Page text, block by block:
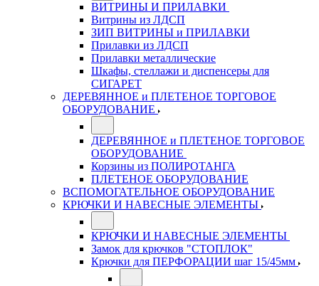
ВИТРИНЫ И ПРИЛАВКИ
Витрины из ЛДСП
ЗИП ВИТРИНЫ и ПРИЛАВКИ
Прилавки из ЛДСП
Прилавки металлические
Шкафы, стеллажи и диспенсеры для
СИГАРЕТ
ДЕРЕВЯННОЕ и ПЛЕТЕНОЕ ТОРГОВОЕ
ОБОРУДОВАНИЕ
ДЕРЕВЯННОЕ и ПЛЕТЕНОЕ ТОРГОВОЕ
ОБОРУДОВАНИЕ
Корзины из ПОЛИРОТАНГА
ПЛЕТЕНОЕ ОБОРУДОВАНИЕ
ВСПОМОГАТЕЛЬНОЕ ОБОРУДОВАНИЕ
КРЮЧКИ И НАВЕСНЫЕ ЭЛЕМЕНТЫ
КРЮЧКИ И НАВЕСНЫЕ ЭЛЕМЕНТЫ
Замок для крючков "СТОПЛОК"
Крючки для ПЕРФОРАЦИИ шаг 15/45мм